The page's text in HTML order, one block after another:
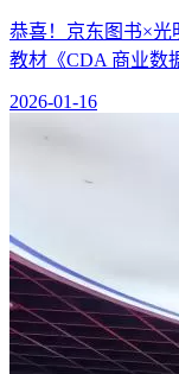
恭喜！京东图书×光
教材《CDA 商业数
2026-01-16